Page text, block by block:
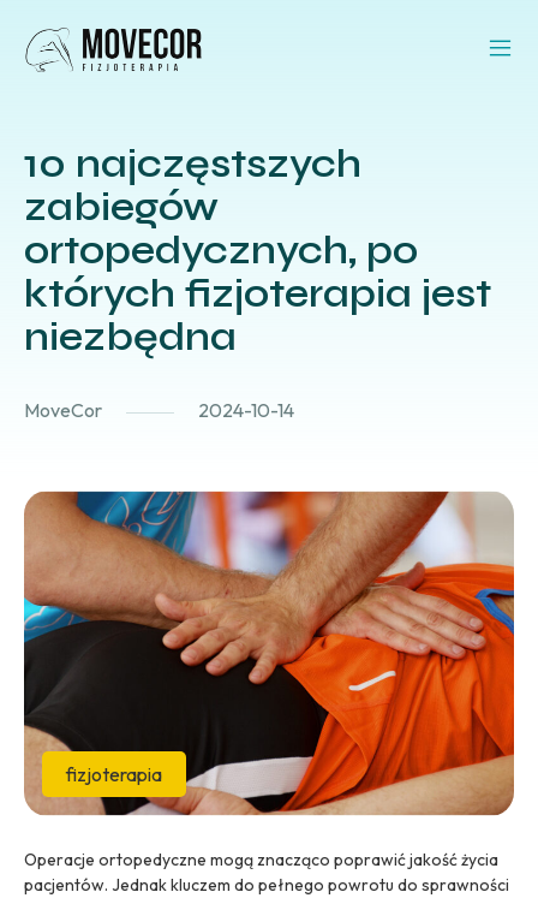
10 najczęstszych
zabiegów
ortopedycznych, po
których fizjoterapia jest
niezbędna
MoveCor 2024-10-14
fizjoterapia
Operacje ortopedyczne mogą znacząco poprawić jakość życia
pacjentów. Jednak kluczem do pełnego powrotu do sprawności